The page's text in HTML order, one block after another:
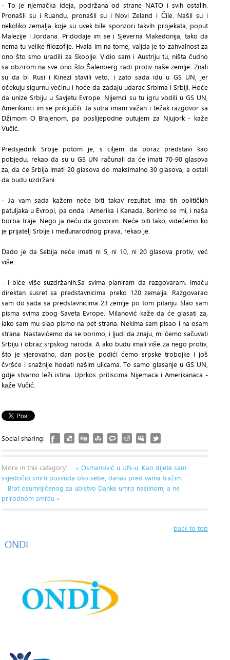
- To je njemačka ideja, podržana od strane NATO i svih ostalih.
Pronašli su i Ruandu, pronašli su i Novi Zeland i Čile. Našli su i
nekoliko zemalja koje su uvek bile sponzori takvih projekata, poput
Malezije i Jordana. Pridodaje im se i Sjeverna Makedonija, tako da
nema tu velike filozofije. Hvala im na tome, valjda je to zahvalnost za
ono što smo uradili za Skoplje. Vidio sam i Austriju tu, ništa čudno
sa obzirom na sve ono što Šalenberg radi protiv naše zemlje. Znali
su da bi Rusi i Kinezi stavili veto, i zato sada idu u GS UN, jer
očekuju sigurnu većinu i hoće da zadaju udarac Srbima i Srbiji. Hoće
da unize Srbiju u Savjetu Evrope. Nijemci su tu igru vodili u GS UN,
Amerikanci im se priključili. Ja sutra imam važan i težak razgovor sa
Džimom O Brajenom, pa poslijepodne putujem za Njujork - kaže
Vučić.
Predsjednik Srbije potom je, s ciljem da poraz predstavi kao
pobjedu, rekao da su u GS UN računali da će imati 70-90 glasova
za, da će Srbija imati 20 glasova do maksimalno 30 glasova, a ostali
da budu uzdržani.
- Ja vam sada kažem neće biti takav rezultat. Ima tih političkih
patuljaka u Evropi, pa onda i Amerika i Kanada. Borimo se mi, i naša
borba traje. Nego ja neću da govorim. Neće biti lako, videćemo ko
je prijatelj Srbije i međunarodnog prava, rekao je.
Dado je da Sebija neće imati ni 5, ni 10, ni 20 glasova protiv, već
više.
- I biće više suzdržanih.Sa svima planiram da razgovaram. Imaću
direktan susret sa predstavnicima preko 120 zemalja. Razgovarao
sam do sada sa predstavnicima 23 zemlje po tom pitanju. Slao sam
pisma svima zbog Saveta Evrope. Milanović kaže da će glasati za,
iako sam mu slao pismo na pet strana. Nekima sam pisao i na osam
strana. Nastavićemo da se borimo, i ljudi da znaju, mi ćemo sačuvati
Srbiju i obraz srpskog naroda. A ako budu imali više za nego protiv,
što je vjerovatno, dan poslije podići ćemo srpske trobojke i još
čvršće i snažnije hodati našim ulicama. To samo glasanje u GS UN,
gdje stvarno leži istina. Uprkos pritiscima Nijemaca i Amerikanaca -
kaže Vučić.
Social sharing:
More in this category:
« Osmanović u UN-u: Kao dijete sam
svjedočio smrti posvuda oko sebe, danas pred vama tražim...
Brat osumnjičenog za ubistvo Danke umro nasilnom, a ne
prirodnom smrću »
back to top
ONDI